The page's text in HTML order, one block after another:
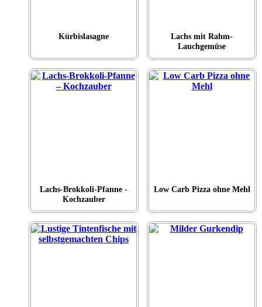
Kürbislasagne
Lachs mit Rahm-
Lauchgemüse
Lachs-Brokkoli-Pfanne -
Kochzauber
Low Carb Pizza ohne Mehl